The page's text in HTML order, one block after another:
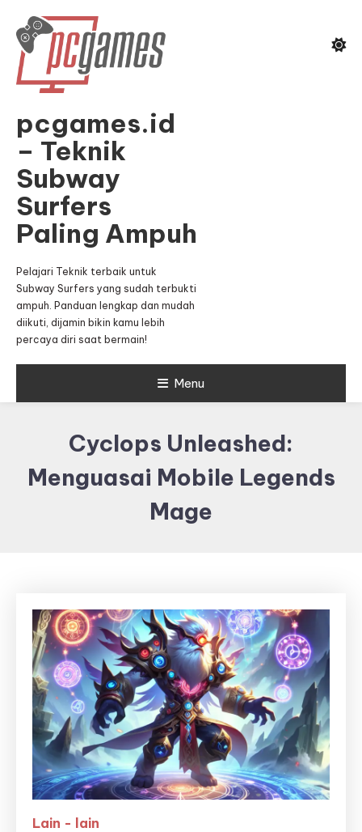
Content
pcgames.id
– Teknik
Subway
Surfers
Paling Ampuh
Pelajari Teknik terbaik untuk
Subway Surfers yang sudah terbukti
ampuh. Panduan lengkap dan mudah
diikuti, dijamin bikin kamu lebih
percaya diri saat bermain!
Menu
Cyclops Unleashed:
Menguasai Mobile Legends
Mage
Lain - lain